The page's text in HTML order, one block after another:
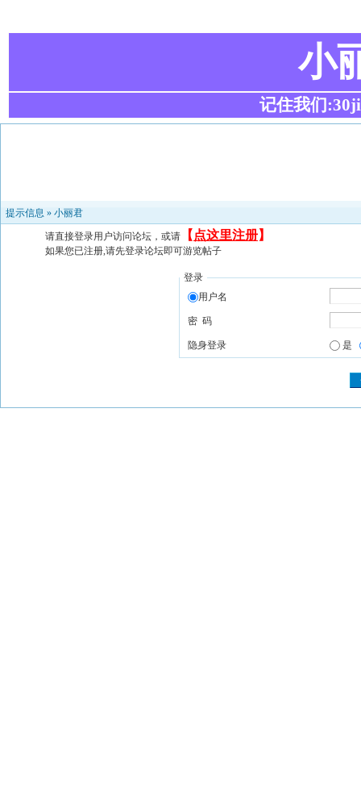
小
记住我们
提示信息 » 小丽君
请直接登录用户访问论坛，或请 【 点这里注册】
如果您已注册,请先登录论坛即可游览帖子
登录
用户名
密 码
隐身登录 是